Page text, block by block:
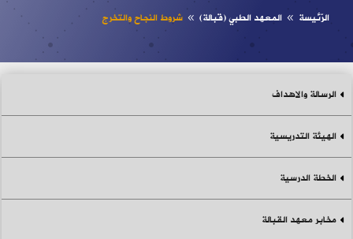
الرّئيسة 8 المعهد الطبي (قبالة) 8 شروط النجاح والتخرج
الرسالة والاهداف
الهيئة التدريسية
الخطة الدرسية
مخابر معهد القبالة